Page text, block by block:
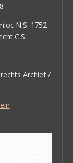
N.S. 1752
C.S.
Archief /